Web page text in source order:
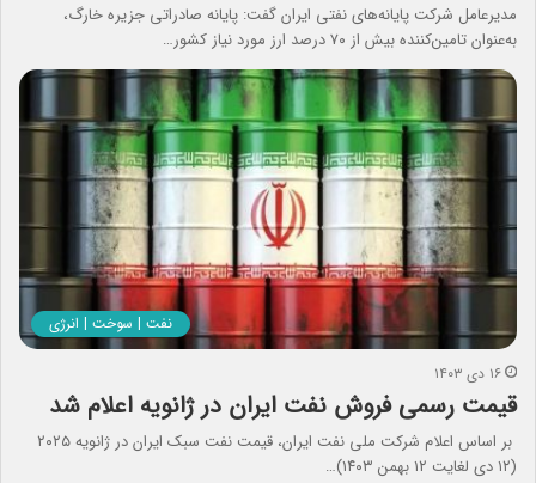
مدیرعامل شرکت پایانه‌های نفتی ایران گفت: پایانه صادراتی جزیره خارگ،
به‌عنوان تامین‌کننده بیش از ۷۰ درصد ارز مورد نیاز کشور…
نفت | سوخت | انرژی
۱۶ دی ۱۴۰۳
قیمت رسمی فروش نفت ایران در ژانویه اعلام شد
بر اساس اعلام شرکت ملی نفت ایران، قیمت نفت سبک ایران در ژانویه ۲۰۲۵
(۱۲ دی لغایت ۱۲ بهمن ۱۴۰۳)…